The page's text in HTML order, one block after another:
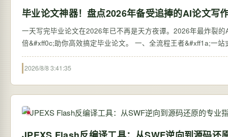
毕业论文神器！盘点2026年备受追捧的AI论文写
一天写完毕业论文在2026年已不再是天方夜谭。2026年最炸裂
倍&#xff0c;助你高效搞定毕业论文。 一、全流程王者&#xff1a;一
2026/8/8 3:41:35